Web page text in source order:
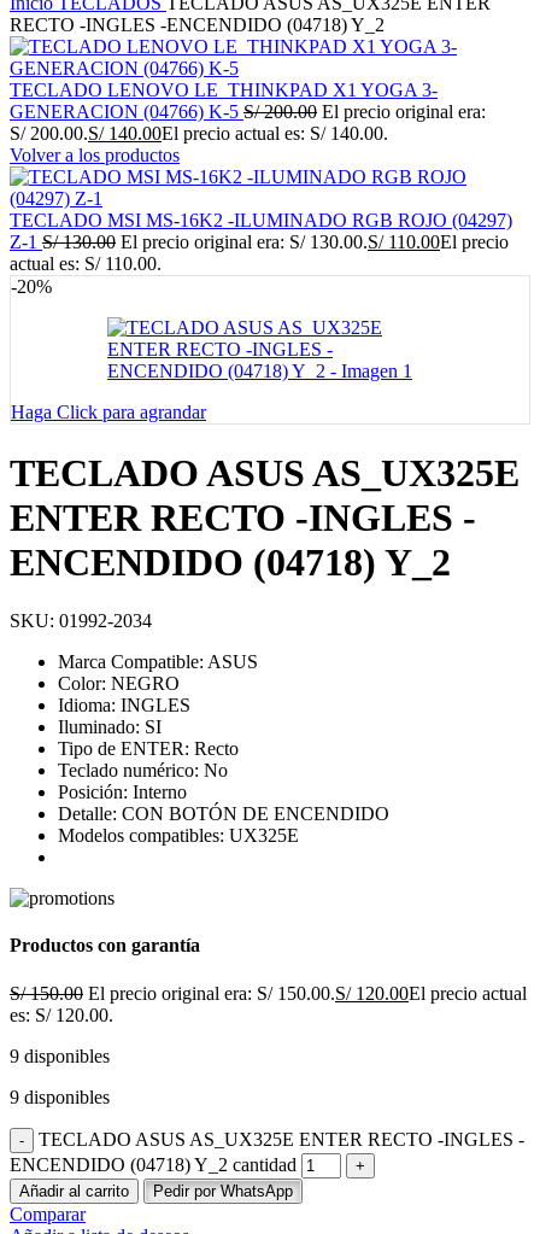
RECTO -INGLES -ENCENDIDO (04718) Y_2
TECLADO LENOVO LE_THINKPAD X1 YOGA 3-
GENERACION (04766) K-5 S/200.00 El precio original era:
S/ 200.00.S/140.00El precio actual es: S/ 140.00.
Volver a los productos
TECLADO MSI MS-16K2 -ILUMINADO RGB ROJO (04297)
Z-1 S/130.00 El precio original era: S/ 130.00.S/110.00El precio
actual es: S/ 110.00.
-20%
Haga Click para agrandar
TECLADO ASUS AS_UX325E
ENTER RECTO -INGLES -
ENCENDIDO (04718) Y_2
SKU: 01992-2034
Marca Compatible: ASUS
Color: NEGRO
Idioma: INGLES
Iluminado: SI
Tipo de ENTER: Recto
Teclado numérico: No
Posición: Interno
Detalle: CON BOTÓN DE ENCENDIDO
Modelos compatibles: UX325E
Productos con garantía
S/150.00 El precio original era: S/ 150.00.S/120.00El precio actual
es: S/ 120.00.
9 disponibles
9 disponibles
TECLADO ASUS AS_UX325E ENTER RECTO -INGLES -
ENCENDIDO (04718) Y_2 cantidad
Añadir al carrito Pedir por WhatsApp
Comparar